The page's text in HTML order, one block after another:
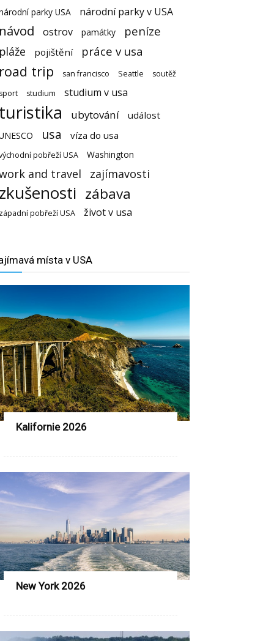
parky USA
národní parky v USA
ostrov památky peníze
pojištění práce v usa
trip san francisco Seattle
soutěž
studium studium v usa
ubytování událost
usa víza do usa
pobřeží USA Washington
and travel zajímavosti
zábava
pobřeží USA život v usa
místa v USA
Kalifornie 2026
New York 2026